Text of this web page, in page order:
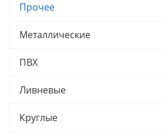
Прочее
Металлические
ПВХ
Ливневые
Круглые